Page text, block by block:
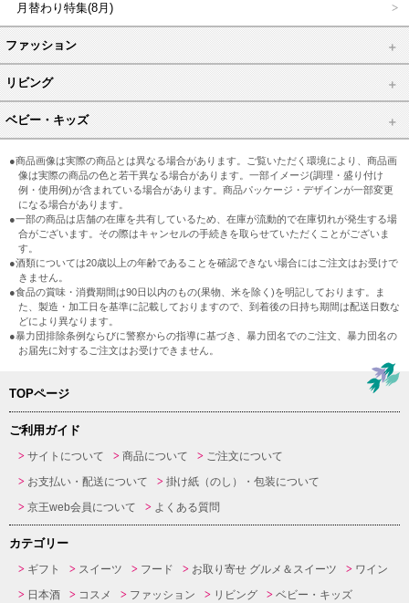
月替わり特集(8月)
ファッション
リビング
ベビー・キッズ
●商品画像は実際の商品とは異なる場合があります。ご覧いただく環境により、商品画
像は実際の商品の色と若干異なる場合があります。一部イメージ(調理・盛り付け
例・使用例)が含まれている場合があります。商品パッケージ・デザインが一部変更
になる場合があります。
●一部の商品は店舗の在庫を共有しているため、在庫が流動的で在庫切れが発生する場
合がございます。その際はキャンセルの手続きを取らせていただくことがございま
す。
●酒類については20歳以上の年齢であることを確認できない場合にはご注文はお受けで
きません。
●食品の賞味・消費期間は90日以内のもの(果物、米を除く)を明記しております。ま
た、製造・加工日を基準に記載しておりますので、到着後の日持ち期間は配送日数な
どにより異なります。
●暴力団排除条例ならびに警察からの指導に基づき、暴力団名でのご注文、暴力団名の
お届先に対するご注文はお受けできません。
TOPページ
ご利用ガイド
サイトについて 商品について
ご注文について
お支払い・配送について
掛け紙（のし）・包装について
京王web会員について
よくある質問
カテゴリー
ギフト スイーツ フード お取り寄せ グルメ＆スイーツ
ワイン
日本酒
コスメ ファッション リビング
ベビー・キッズ